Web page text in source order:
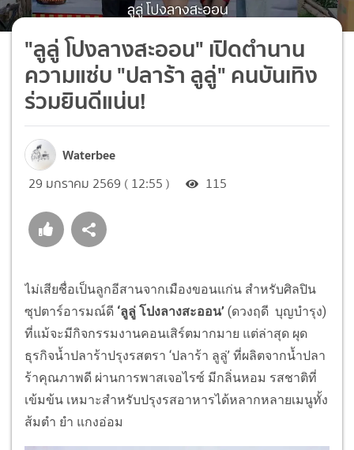
"ลูลู่ โปงลางสะออน" เปิดตำนาน
ความแซ่บ "ปลาร้า ลูลู่" คนบันเทิง
ร่วมยินดีแน่น!
Waterbee
29 มกราคม 2569 ( 12:55 ) 115
ไม่เสียชื่อเป็นลูกอีสานจากเมืองขอนแก่น สำหรับศิลปิน
ซุปตาร์อารมณ์ดี ‘ลูลู่ โปงลางสะออน’ (ดวงฤดี บุญบำรุง)
ที่แม้จะมีกิจกรรมงานคอนเสิร์ตมากมาย แต่ล่าสุด ผุด
ธุรกิจน้ำปลาร้าปรุงรสตรา ‘ปลาร้า ลูลู่’ ที่ผลิตจากน้ำปลา
ร้าคุณภาพดี ผ่านการพาสเจอไรซ์ มีกลิ่นหอม รสชาติที่
เข้มข้น เหมาะสำหรับปรุงรสอาหารได้หลากหลายเมนูทั้ง
ส้มตำ ยำ แกงอ่อม